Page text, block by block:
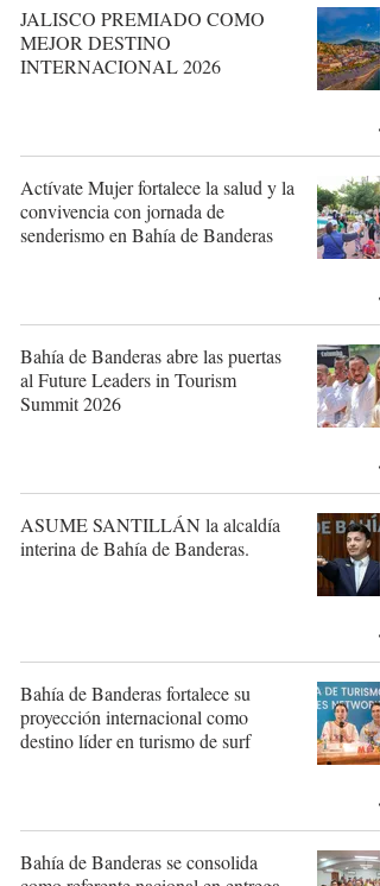
JALISCO PREMIADO COMO
MEJOR DESTINO
INTERNACIONAL 2026
Actívate Mujer fortalece la salud y la
convivencia con jornada de
senderismo en Bahía de Banderas
Bahía de Banderas abre las puertas
al Future Leaders in Tourism
Summit 2026
ASUME SANTILLÁN la alcaldía
interina de Bahía de Banderas.
Bahía de Banderas fortalece su
proyección internacional como
destino líder en turismo de surf
Bahía de Banderas se consolida